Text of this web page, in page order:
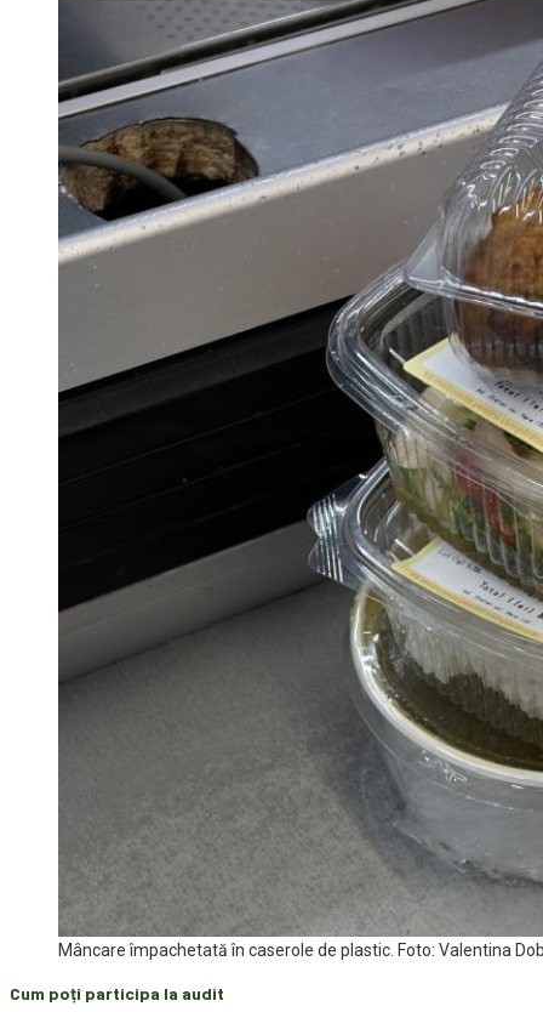
Mâncare împachetată în caserole de plastic. Foto: Valentina
Cum poți participa la audit